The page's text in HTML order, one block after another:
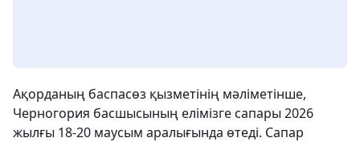
Ақорданың баспасөз қызметінің мәліметінше,
Черногория басшысының елімізге сапары 2026
жылғы 18-20 маусым аралығында өтеді. Сапар